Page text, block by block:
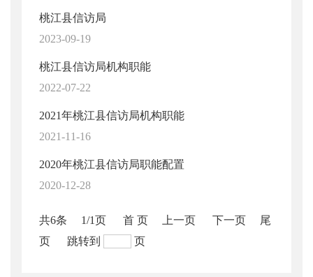
桃江县信访局
2023-09-19
桃江县信访局机构职能
2022-07-22
2021年桃江县信访局机构职能
2021-11-16
2020年桃江县信访局职能配置
2020-12-28
共6条 1/1页 首 页 上一页 下一页
尾
页
跳转到 页